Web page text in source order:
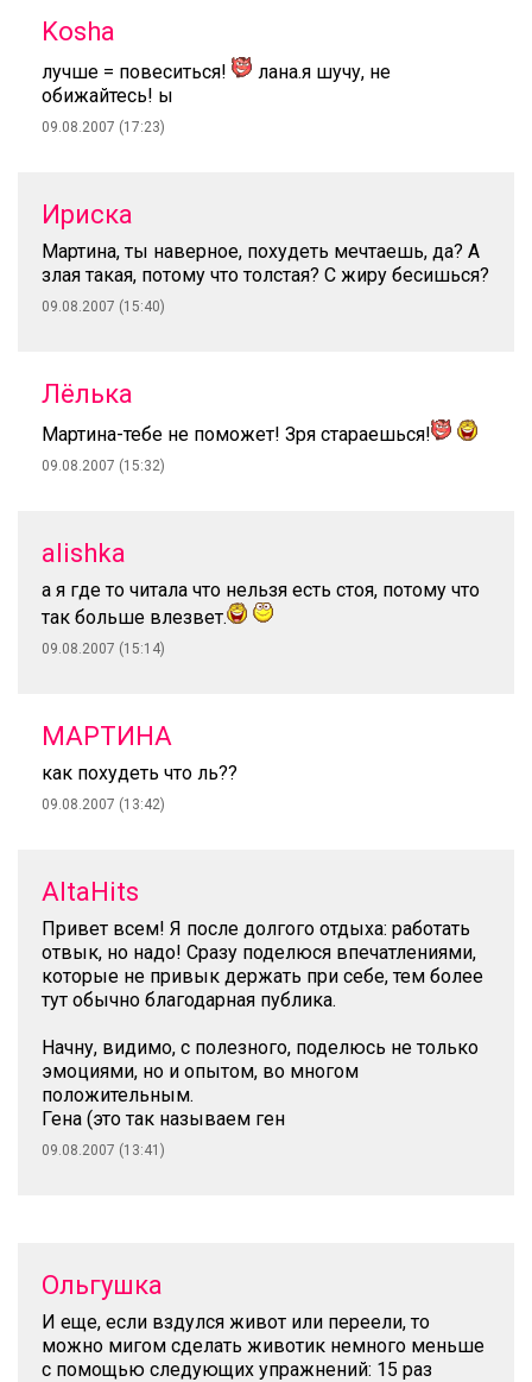
Kosha
лучше = повеситься!
лана.я шучу, не
обижайтесь! ы
09.08.2007 (17:23)
Ириска
Мартина, ты наверное, похудеть мечтаешь, да? А
злая такая, потому что толстая? С жиру бесишься?
09.08.2007 (15:40)
Лёлька
Мартина-тебе не поможет! Зря стараешься!
09.08.2007 (15:32)
alishka
а я где то читала что нельзя есть стоя, потому что
так больше влезвет.
09.08.2007 (15:14)
МАРТИНА
как похудеть что ль??
09.08.2007 (13:42)
AltaHits
Привет всем! Я после долгого отдыха: работать
отвык, но надо! Сразу поделюся впечатлениями,
которые не привык держать при себе, тем более
тут обычно благодарная публика.
Начну, видимо, с полезного, поделюсь не только
эмоциями, но и опытом, во многом
положительным.
Гена (это так называем ген
09.08.2007 (13:41)
Ольгушка
И еще, если вздулся живот или переели, то
можно мигом сделать животик немного меньше
с помощью следующих упражнений: 15 раз